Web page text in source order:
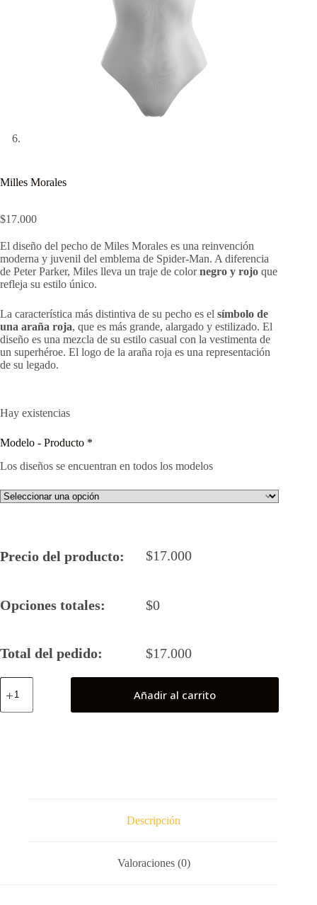
Milles Morales
$17.000
El diseño del pecho de Miles Morales es una reinvención
moderna y juvenil del emblema de Spider-Man. A diferencia
de Peter Parker, Miles lleva un traje de colornegro y rojo que
refleja su estilo único.
La característica más distintiva de su pecho es el símbolo de
una araña roja, que es más grande, alargado y estilizado. El
diseño es una mezcla de su estilo casual con la vestimenta de
un superhéroe. El logo de la araña roja es una representación
de su legado.
Hay existencias
Modelo - Producto *
Los diseños se encuentran en todos los modelos
Precio del producto: $17.000
Opciones totales: $0
Total del pedido: $17.000
Milles
Morales
Añadir al carrito
Descripción
Valoraciones (0)